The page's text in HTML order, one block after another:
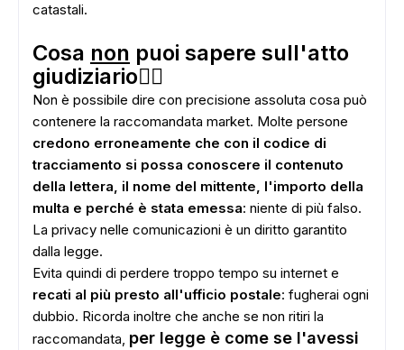
catastali.
Cosa non puoi sapere sull'atto
giudiziario🕵🏻
Non è possibile dire con precisione assoluta cosa può
contenere la raccomandata market. Molte persone
credono erroneamente che con il codice di
tracciamento si possa conoscere il contenuto
della lettera, il nome del mittente, l'importo della
multa e perché è stata emessa: niente di più falso.
La privacy nelle comunicazioni è un diritto garantito
dalla legge.
Evita quindi di perdere troppo tempo su internet e
recati al più presto all'ufficio postale: fugherai ogni
dubbio. Ricorda inoltre che anche se non ritiri la
raccomandata, per legge è come se l'avessi